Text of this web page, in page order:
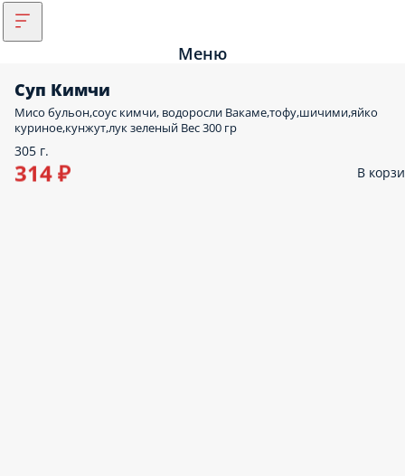
Меню
Суп Кимчи
Мисо бульон,соус кимчи, водоросли Вакаме,тофу,шичими,яйко
куриное,кунжут,лук зеленый Вес 300 гр
305 г.
314 ₽ В